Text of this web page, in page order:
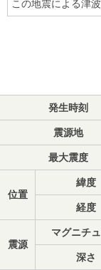
この地震による津
発生時刻
震源地
最大震度
位置
緯度
経度
震源
マグニチ
深さ